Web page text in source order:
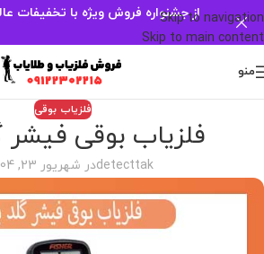
Skip to navigation
Skip to main content
از جشنواره فروش ویژه با تخفیفات
منو
فلزیاب بوقی
فلزیاب بوقی فیشر
detecttakدر شهریور 23, 1404